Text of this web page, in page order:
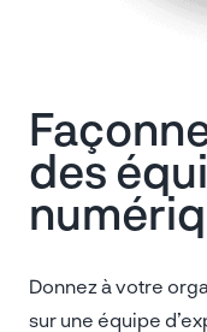
des
Donnez à votre
sur une équipe